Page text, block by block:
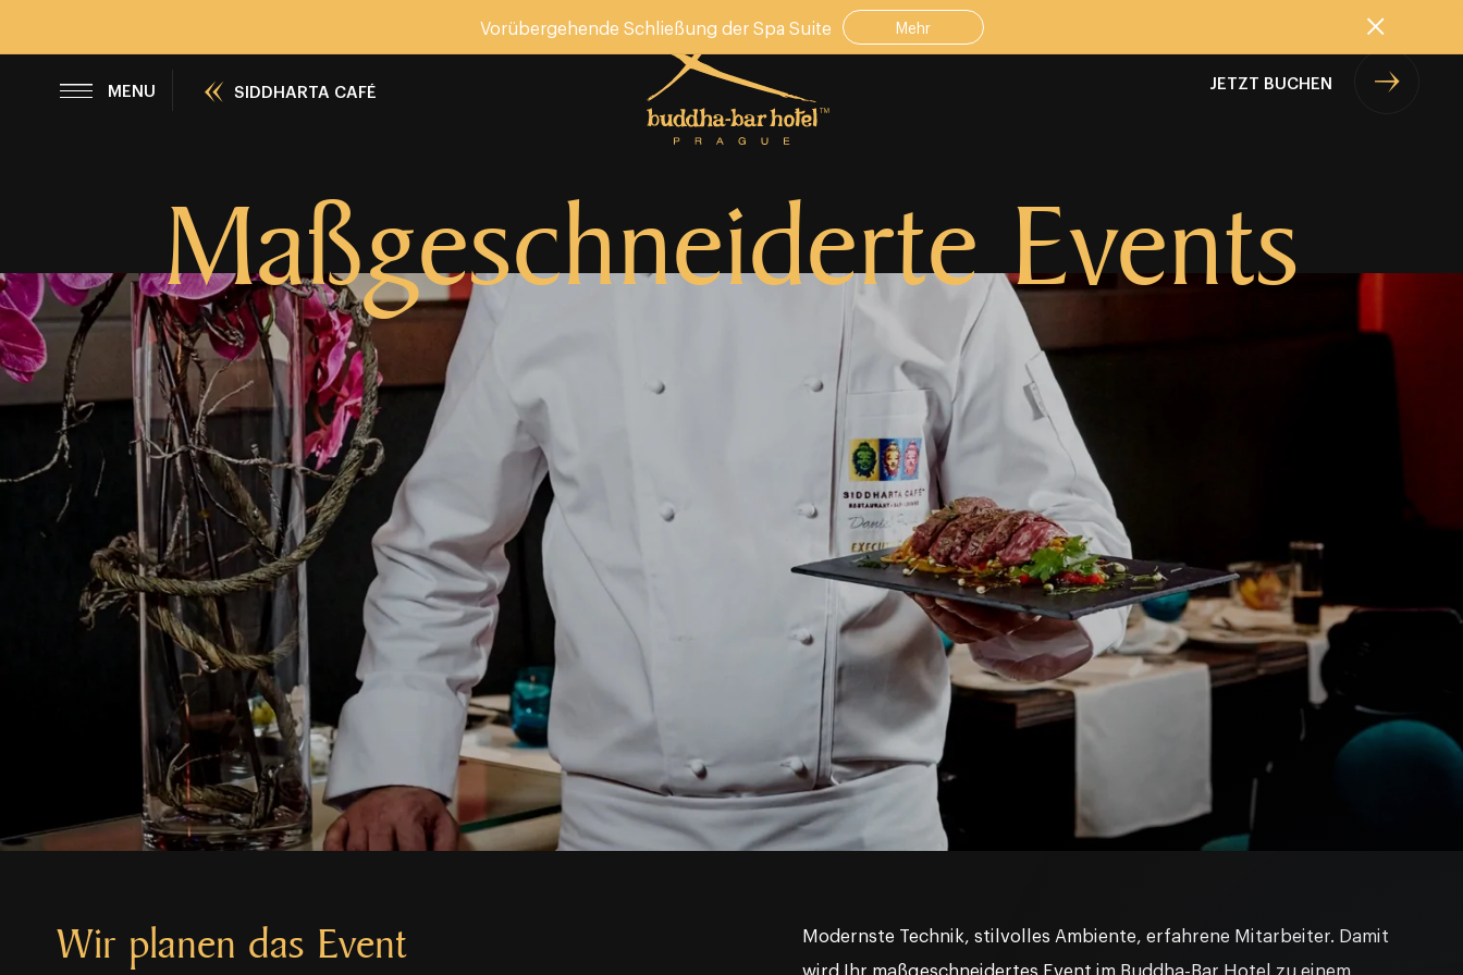
Maßgeschneiderte Events
Wir planen das Event
Modernste Technik, stilvolles Ambiente, erfahrene Mitarbeiter. Damit
wird Ihr maßgeschneidertes Event im Buddha⁠⁠-⁠⁠Bar Hotel zu einem
SCHLIESSEN
MENU SIDDHARTA CAFÉ JETZT BUCHEN
Vorübergehende Schließung der Spa Suite Mehr Schließen